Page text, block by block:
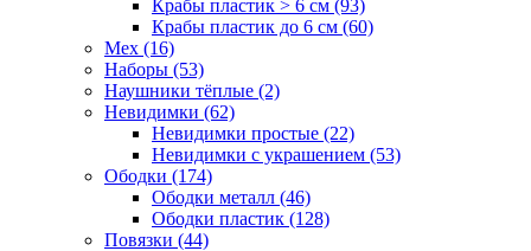
Крабы пластик > 6 см (93)
Крабы пластик до 6 см (60)
Мех (16)
Наборы (53)
Наушники тёплые (2)
Невидимки (62)
Невидимки простые (22)
Невидимки с украшением (53)
Ободки (174)
Ободки металл (46)
Ободки пластик (128)
Повязки (44)